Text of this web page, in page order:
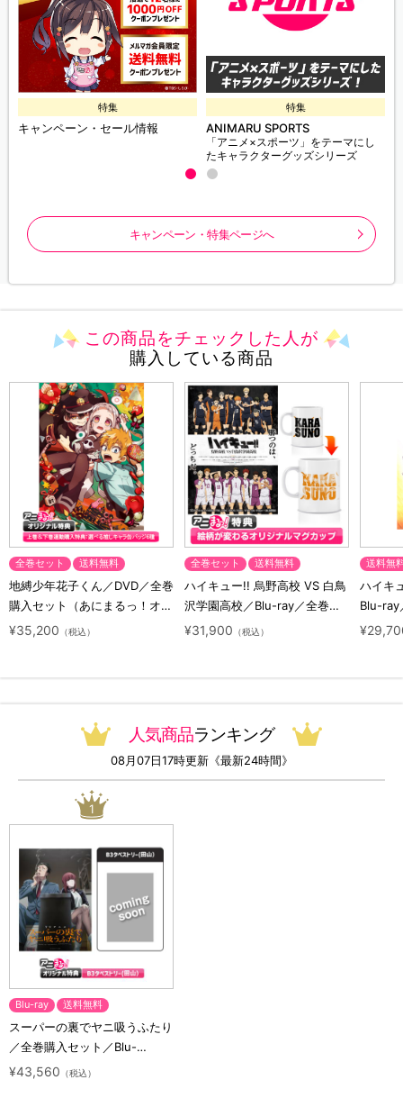
特集
キャンペーン・セール情報
特集
ANIMARU SPORTS
「アニメ×スポーツ」をテーマにし
たキャラクターグッズシリーズ
キャンペーン・特集ページへ
この商品をチェックした人が
購入している商品
全巻セット 送料無料
地縛少年花子くん／DVD／全巻
購入セット（あにまるっ！オリ
ジナル特典付き・送料無料）
¥35,200 （税込）
全巻セット 送料無料
ハイキュー!! 烏野高校 VS 白鳥
沢学園高校／Blu-ray／全巻セ
ット（初回生産限定・アニまる
¥31,900 （税込）
送料無
ハイキ
Blu-ray
ト（初
人気商品ランキング
08月07日17時更新《最新24時間》
1
Blu-ray 送料無料
スーパーの裏でヤニ吸うふたり
／全巻購入セット／Blu-
ray（アニまるっ！オリジナル
¥43,560 （税込）